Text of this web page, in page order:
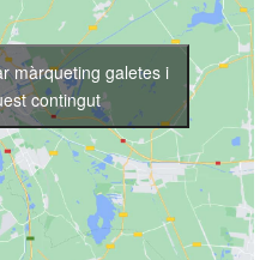
màrqueting galetes i
contingut